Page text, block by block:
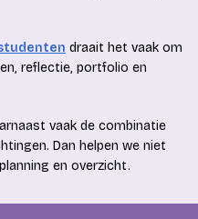
draait het vaak om
reflectie, portfolio en
vaak de combinatie
Dan helpen we niet
en overzicht.